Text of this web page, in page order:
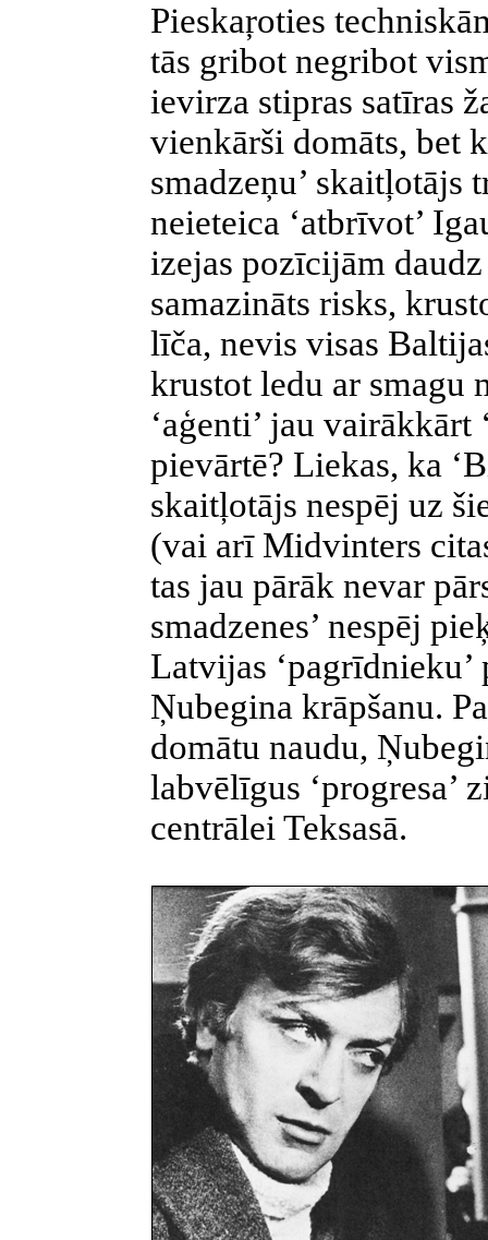
Pieskaŗoties
tās gribot negribot
ievirza stipras satīras
vienkārši domāts, bet
smadzeņu’ skaitļotājs
neieteica ‘atbrīvot’
izejas pozīcijām
samazināts risks,
līča, nevis visas
krustot ledu ar smagu
‘aģenti’ jau
pievārtē? Liekas, ka
skaitļotājs nespēj uz
(vai arī Midvinters
tas jau pārāk nevar
smadzenes’ nespēj
Latvijas
Ņubegina krāpšanu.
domātu naudu,
labvēlīgus ‘progresa’
centrālei Teksasā.